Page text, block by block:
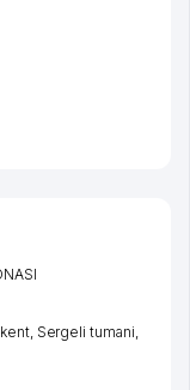
, Sergeli tumani